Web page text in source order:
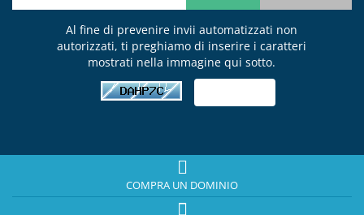
Al fine di prevenire invii automatizzati non
autorizzati, ti preghiamo di inserire i caratteri
mostrati nella immagine qui sotto.
COMPRA UN DOMINIO